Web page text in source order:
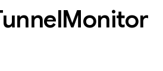
Monitor